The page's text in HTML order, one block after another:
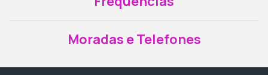
Moradas e Telefones